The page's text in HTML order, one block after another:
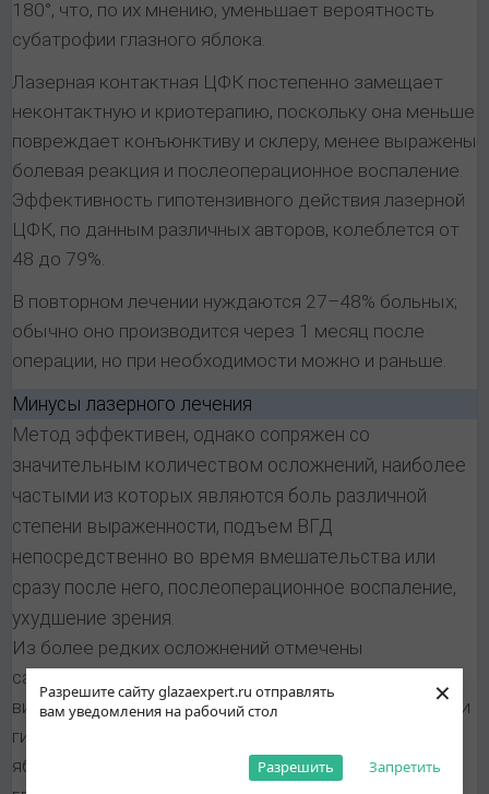
Разрешите сайту glazaexpert.ru отправлять
вам уведомления на рабочий стол
Запретить
Разрешить
×
180°, что, по их мнению, уменьшает вероятность
субатрофии глазного яблока.
Лазерная контактная ЦФК постепенно замещает
неконтактную и криотерапию, поскольку она меньше
повреждает конъюнктиву и склеру, менее выражены
болевая реакция и послеоперационное воспаление.
Эффективность гипотензивного действия лазерной
ЦФК, по данным различных авторов, колеблется от
48 до 79%.
В повторном лечении нуждаются 27–48% больных;
обычно оно производится через 1 месяц после
операции, но при необходимости можно и раньше.
Минусы лазерного лечения
Метод эффективен, однако сопряжен со
значительным количеством осложнений, наиболее
частыми из которых являются боль различной
степени выраженности, подъем ВГД
непосредственно во время вмешательства или
сразу после него, послеоперационное воспаление,
ухудшение зрения.
Из более редких осложнений отмечены
самопроизвольно рассасывающаяся гифема и
витреальные геморрагии, мелкая передняя камера и
гипотония, отслойка сетчатки, субатрофия глазного
яблока, осложненная катаракта, злокачественнная